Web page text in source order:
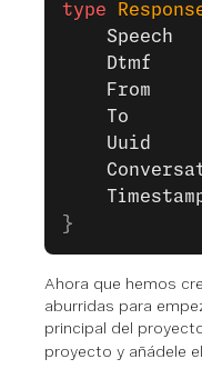
type
	Speech
	Dtmf
	From
	To
	Uuid
}
Ahora que hemos
aburridas para
principal del
proyecto y añádele